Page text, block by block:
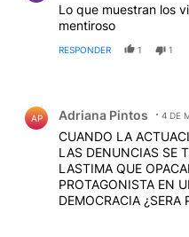
Lo que muestran los
mentiroso
RESPONDER 1 1
AP Adriana Pintos 4 DE
CUANDO LA
LAS DENUNCIAS SE
LASTIMA QUE
PROTAGONISTA EN
DEMOCRACIA ¿SERA